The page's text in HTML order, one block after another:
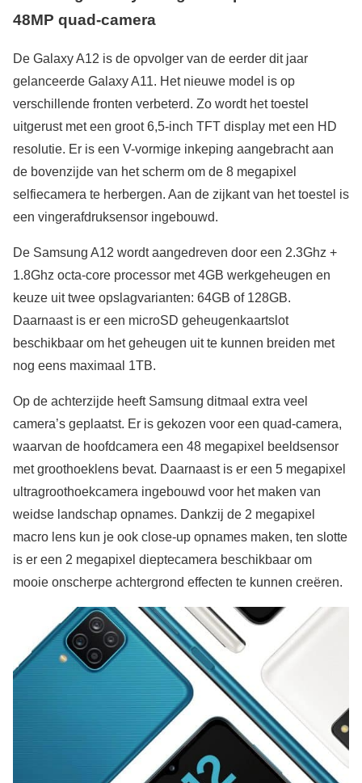
48MP quad-camera
De Galaxy A12 is de opvolger van de eerder dit jaar
gelanceerde Galaxy A11. Het nieuwe model is op
verschillende fronten verbeterd. Zo wordt het toestel
uitgerust met een groot 6,5-inch TFT display met een HD
resolutie. Er is een V-vormige inkeping aangebracht aan
de bovenzijde van het scherm om de 8 megapixel
selfiecamera te herbergen. Aan de zijkant van het toestel is
een vingerafdruksensor ingebouwd.
De Samsung A12 wordt aangedreven door een 2.3Ghz +
1.8Ghz octa-core processor met 4GB werkgeheugen en
keuze uit twee opslagvarianten: 64GB of 128GB.
Daarnaast is er een microSD geheugenkaartslot
beschikbaar om het geheugen uit te kunnen breiden met
nog eens maximaal 1TB.
Op de achterzijde heeft Samsung ditmaal extra veel
camera’s geplaatst. Er is gekozen voor een quad-camera,
waarvan de hoofdcamera een 48 megapixel beeldsensor
met groothoeklens bevat. Daarnaast is er een 5 megapixel
ultragroothoekcamera ingebouwd voor het maken van
weidse landschap opnames. Dankzij de 2 megapixel
macro lens kun je ook close-up opnames maken, ten slotte
is er een 2 megapixel dieptecamera beschikbaar om
mooie onscherpe achtergrond effecten te kunnen creëren.